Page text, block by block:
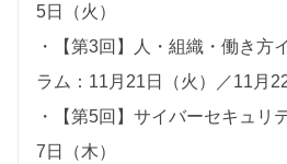
5日（火）
・【第3回】人・組織・働き方
ラム：11月21日（火）／11月
・【第5回】サイバーセキュリ
7日（木）